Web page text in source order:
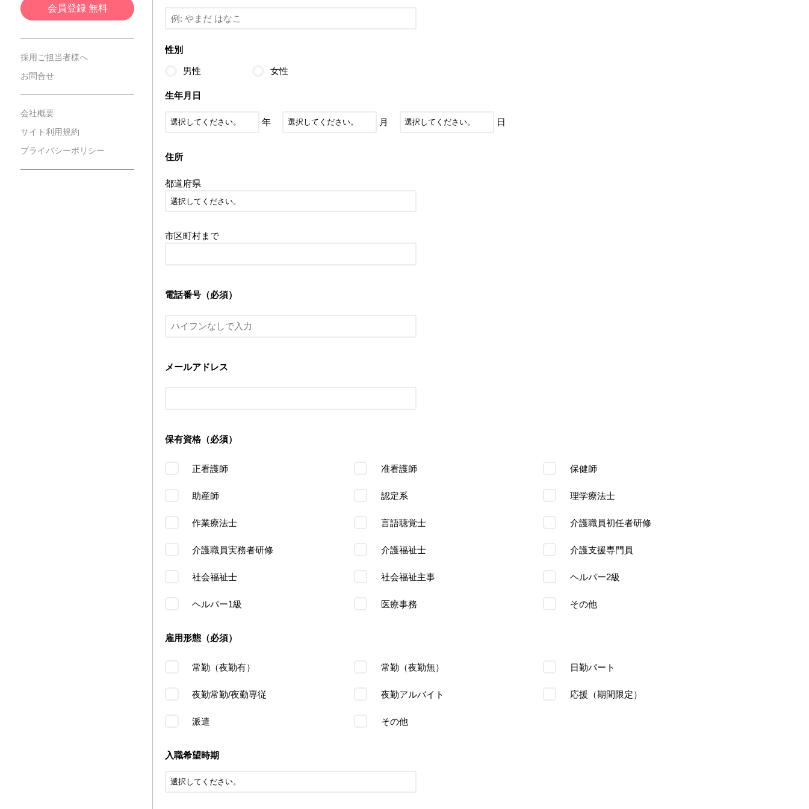
会員登録 無料
採用ご担当者様へ
お問合せ
会社概要
サイト利用規約
プライバシーポリシー
性別
男性 女性
生年月日
年 月 日
住所
都道府県
市区町村まで
電話番号（必須）
メールアドレス
保有資格（必須）
正看護師 准看護師 保健師
助産師 認定系 理学療法士
作業療法士 言語聴覚士 介護職員初任者研修
介護職員実務者研修 介護福祉士 介護支援専門員
社会福祉士 社会福祉主事 ヘルパー2級
ヘルパー1級 医療事務 その他
雇用形態（必須）
常勤（夜勤有） 常勤（夜勤無） 日勤パート
夜勤常勤/夜勤専従 夜勤アルバイト 応援（期間限定）
派遣 その他
入職希望時期